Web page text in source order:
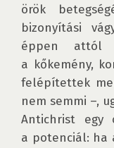
örök
bizonyítási
éppen attól
a kőkemény,
felépítettek
nem semmi –,
Antichrist
a potenciál: ha